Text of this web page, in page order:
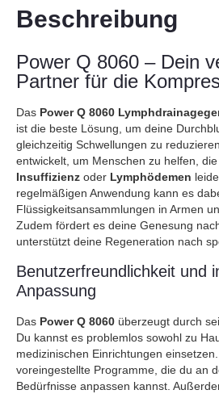
Beschreibung
Power Q 8060 – Dein
Partner für die
Das Power Q 8060
ist die beste Lösung, um deine
gleichzeitig Schwellungen zu
entwickelt, um Menschen zu helfen, die
Insuffizienz oder Lymphödemen
regelmäßigen Anwendung kann es
Flüssigkeitsansammlungen in Armen
Zudem fördert es deine Genesung
unterstützt deine Regeneration nach
Benutzerfreundlichkeit und
Anpassung
Das Power Q 8060 überzeugt durch
Du kannst es problemlos sowohl zu
medizinischen Einrichtungen
voreingestellte Programme, die du an
Bedürfnisse anpassen kannst.